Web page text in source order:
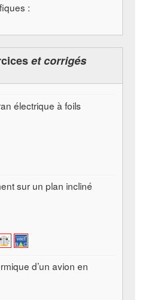
:
et corrigés
électrique à foils
sur un plan incliné
d’un avion en